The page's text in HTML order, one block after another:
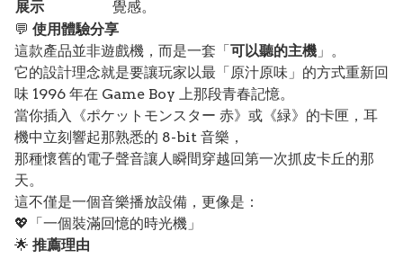
展示
覺感。
💬 使用體驗分享
這款產品並非遊戲機，而是一套「 可以聽的主機 」。
它的設計理念就是要讓玩家以最「原汁原味」的方式重新回
味 1996 年在 Game Boy 上那段青春記憶。
當你插入《ポケットモンスター 赤》或《緑》的卡匣，耳
機中立刻響起那熟悉的 8-bit 音樂，
那種懷舊的電子聲音讓人瞬間穿越回第一次抓皮卡丘的那
天。
這不僅是一個音樂播放設備，更像是：
💖「一個裝滿回憶的時光機」
🌟 推薦理由